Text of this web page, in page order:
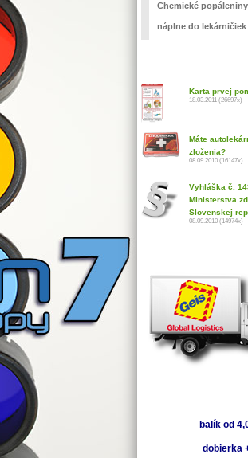
Chemické popáleniny
náplne do lekárničiek
Karta prvej
18.03.2011 (26697x)
Máte
zloženia?
08.09.2010 (16147x)
Vyhláška č.
Ministerstva
Slovenskej
08.09.2010 (14974x)
balík od
dobierka